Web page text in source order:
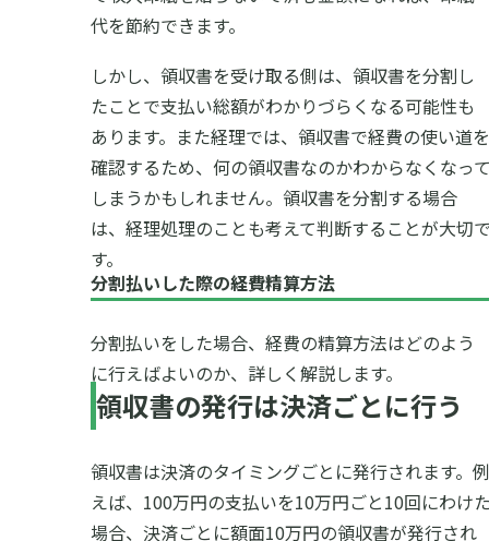
代を節約できます。
しかし、領収書を受け取る側は、領収書を分割し
たことで支払い総額がわかりづらくなる可能性も
あります。また経理では、領収書で経費の使い道を
確認するため、何の領収書なのかわからなくなっ
しまうかもしれません。領収書を分割する場合
は、経理処理のことも考えて判断することが大切
す。
分割払いした際の経費精算方法
分割払いをした場合、経費の精算方法はどのよう
に行えばよいのか、詳しく解説します。
領収書の発行は決済ごとに行う
領収書は決済のタイミングごとに発行されます。例
えば、100万円の支払いを10万円ごと10回にわけ
場合、決済ごとに額面10万円の領収書が発行され